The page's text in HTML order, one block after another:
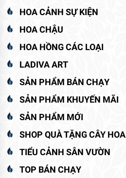
HOA CẢNH SỰ KIỆN
HOA CHẬU
HOA HỒNG CÁC LOẠI
LADIVA ART
SẢN PHẨM BÁN CHẠY
SẢN PHẨM KHUYẾN MÃI
SẢN PHẨM MỚI
SHOP QUÀ TẶNG CÂY HOA
TIỂU CẢNH SÂN VƯỜN
TOP BÁN CHẠY